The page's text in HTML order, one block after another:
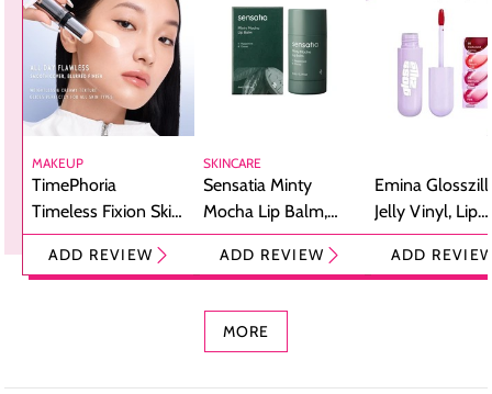
MAKEUP
TimePhoria
Timeless Fixion Skin
Tint Stick,
Foundation dan
ADD REVIEW
SKINCARE
Sensatia Minty
Mocha Lip Balm,
Pelembap Bibir
dengan Aroma
ADD REVIEW
Emina
Jelly Vinyl, Lip
Cream Glossy
Ringan
ADD
MORE